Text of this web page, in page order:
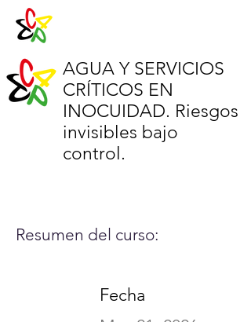
AGUA Y SERVICIOS
CRÍTICOS EN
INOCUIDAD. Riesgos
invisibles bajo
control.
Resumen del curso:
Fecha